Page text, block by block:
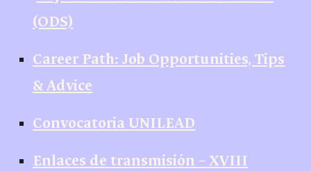
(ODS)
Career Path: Job Opportunities, Tips
& Advice
Convocatoria UNILEAD
Enlaces de transmisión – XVIII